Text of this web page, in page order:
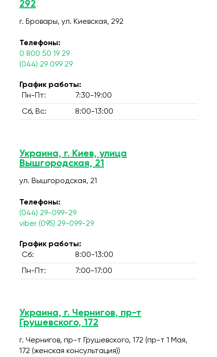
292
г. Бровары, ул. Киевская, 292
Телефоны:
0 800 50 19 29
(044) 29 099 29
График работы:
Пн-Пт:
7:30-19:00
Сб, Вс: 8:00-13:00
Украина, г. Киев, улица
Вышгородская, 21
ул. Вышгородская, 21
Телефоны:
(044) 29-099-29
viber (095) 29-099-29
График работы:
Сб:
8:00-13:00
Пн-Пт: 7:00-17:00
Украина, г. Чернигов, пр-т
Грушевского, 172
г. Чернигов, пр-т Грушевского, 172 (пр-т 1 Мая,
172 (женская консультация))